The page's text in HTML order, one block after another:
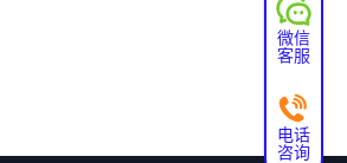
微信
客服
电话
咨询